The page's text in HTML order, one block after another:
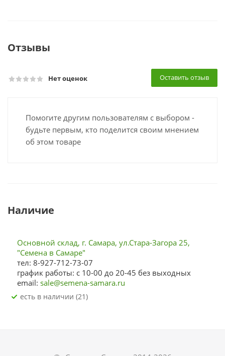
Отзывы
Нет оценок Оставить отзыв
Помогите другим пользователям с выбором -
будьте первым, кто поделится своим мнением
об этом товаре
Наличие
Основной склад, г. Самара, ул.Стара-Загора 25,
"Семена в Самаре"
тел: 8-927-712-73-07
график работы: с 10-00 до 20-45 без выходных
email: sale@semena-samara.ru
Есть в наличии (21)